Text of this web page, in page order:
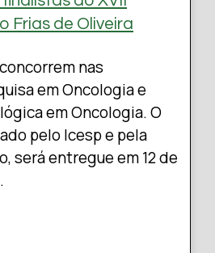
Frias de Oliveira
nas
em Oncologia e
em Oncologia. O
pelo Icesp e pela
será entregue em 12 de